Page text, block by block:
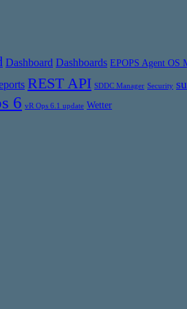
Dashboard Dashboards EPOPS Agent OS
REST API SDDC Manager Security
6 vR Ops 6.1 update Wetter